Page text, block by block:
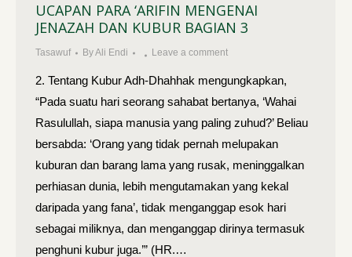
UCAPAN PARA ‘ARIFIN MENGENAI
JENAZAH DAN KUBUR BAGIAN 3
Tasawuf ByAli Endi Leave a comment
2. Tentang Kubur Adh-Dhahhak mengungkapkan,
“Pada suatu hari seorang sahabat bertanya, ‘Wahai
Rasulullah, siapa manusia yang paling zuhud?’ Beliau
bersabda: ‘Orang yang tidak pernah melupakan
kuburan dan barang lama yang rusak, meninggalkan
perhiasan dunia, lebih mengutamakan yang kekal
daripada yang fana’, tidak menganggap esok hari
sebagai miliknya, dan menganggap dirinya termasuk
penghuni kubur juga.’” (HR.…